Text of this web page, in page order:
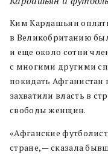
Ким Кардашьян
в Великобританию
и еще около сотни
с многими другими
покидать Афганистан
захватили власть в
свободы женщин.
«Афганские
стране, — сказала